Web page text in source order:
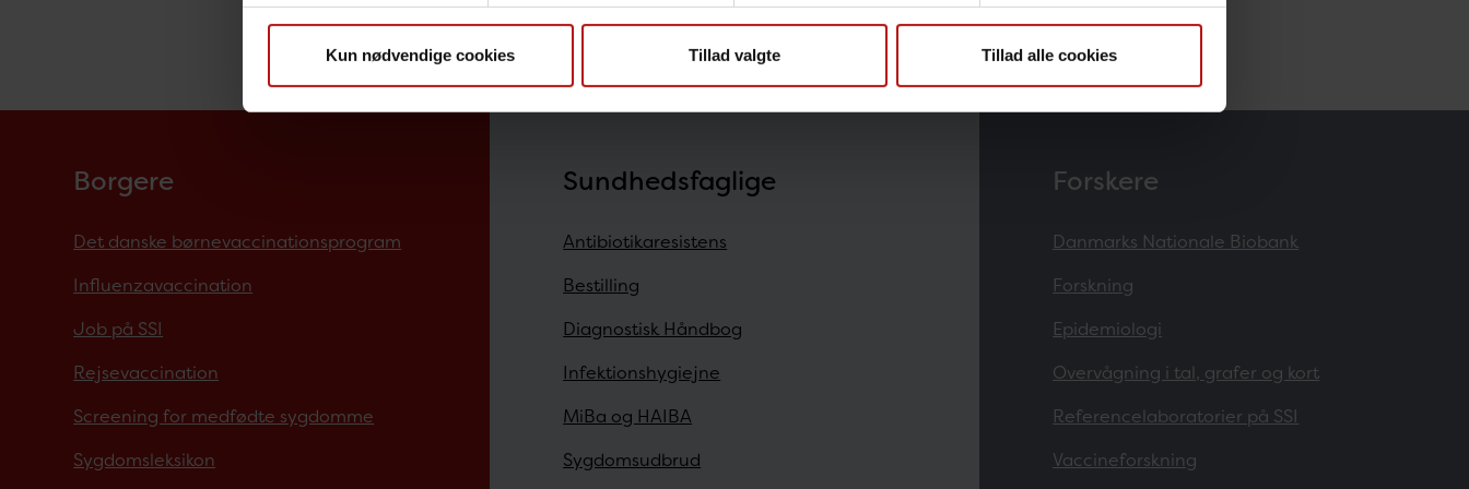
Kun nødvendige cookies Tillad valgte Tillad alle cookies
Gonorré - opgørelse over sygdomsforekomst 2017
Borgere
Det danske børnevaccinationsprogram
Influenzavaccination
Job på SSI
Rejsevaccination
Screening for medfødte sygdomme
Sygdomsleksikon
Sundhedsfaglige
Antibiotikaresistens
Bestilling
Diagnostisk Håndbog
Infektionshygiejne
MiBa og HAIBA
Sygdomsudbrud
Forskere
Danmarks Nationale Biobank
Forskning
Epidemiologi
Overvågning i tal, grafer og kort
Referencelaboratorier på SSI
Vaccineforskning